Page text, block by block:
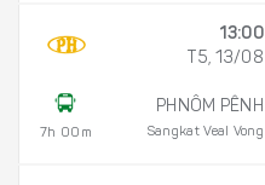
7h 00m
13:00
T5, 13/08
PHNÔM PÊNH
Sangkat Veal Vong